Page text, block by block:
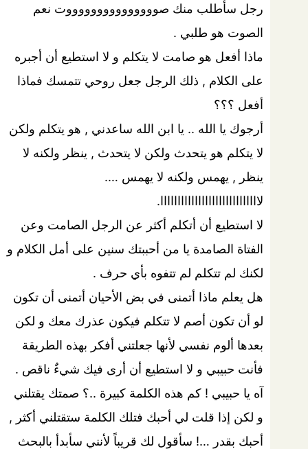
رجل سأطلب منك صوووووووووووووووت نعم
الصوت هو طلبي .
ماذا أفعل هو صامت لا يتكلم و لا استطيع أن أجبره
على الكلام , ذلك الرجل جعل روحي تتمسك فماذا
أفعل ؟؟؟
أرجوك يا الله .. يا ابن الله ساعدني , هو يتكلم ولكن
لا يتكلم هو يتحدث ولكن لا يتحدث , ينظر ولكنه لا
ينظر , يهمس ولكنه لا يهمس ….
لااااااااااااااااااااااااااااا.
لا استطيع أن أتكلم أكثر عن الرجل الصامت وعن
الفتاة الصامدة يا من أحببتك سنين على أمل الكلام و
لكنك لم تتكلم لم تتفوه بأي حرف .
هل يعلم ماذا أتمنى في بض الأحيان أتمنى أن تكون
لو أن تكون أصم لا تتكلم فيكون عذرك معك و لكن
بعدها ألوم نفسي لأنها جعلتني أفكر بهذه الطريقة
فأنت حبيبي و لا استطيع أن أرى فيك شيءٌ ناقص .
آه يا حبيبي ! كم هذه الكلمة كبيرة ..؟ صمتك يقتلني
و لكن إذا قلت لي أحبك فتلك الكلمة ستقتلني أكثر ,
أحبك بقدر …! سأقول لك قريباً لأنني سأبدأ بالبحث